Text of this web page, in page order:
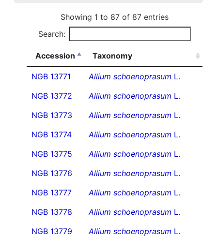
Showing 1 to 87 of 87 entries
Search:
Accession Taxonomy
NGB 13771 Allium schoenoprasum L.
NGB 13772
Allium schoenoprasum L.
NGB 13773
Allium schoenoprasum L.
NGB 13774
Allium schoenoprasum L.
NGB 13775
Allium schoenoprasum L.
NGB 13776
Allium schoenoprasum L.
NGB 13777
Allium schoenoprasum L.
NGB 13778
Allium schoenoprasum L.
NGB 13779
Allium schoenoprasum L.